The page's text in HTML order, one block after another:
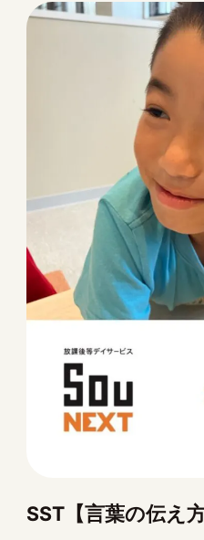
SST【言葉の伝え方